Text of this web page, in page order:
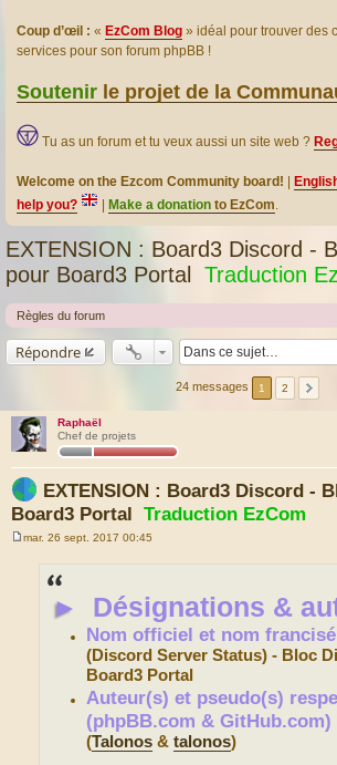
Coup d’œil : « EzCom Blog » idéal pour trouver des
services pour son forum phpBB !
Soutenir le projet de la
Tu as un forum et tu veux aussi un site web ?
Welcome on the Ezcom Community board!
help you?
Make a donation to EzCom.
EXTENSION : Board3 Discord -
pour Board3 Portal
Traduction
Règles du forum
Répondre
24 messages 1 2
Raphaël
Chef de projets
EXTENSION : Board3 Discord -
Board3 Portal Traduction EzCom
mar. 26 sept. 2017 00:45
► Désignations &
Nom officiel et nom
(Discord Server Status) - Bloc
Board3 Portal
Auteur(s) et pseudo(s)
(phpBB.com & GitHub.com)
(Talonos &talonos)